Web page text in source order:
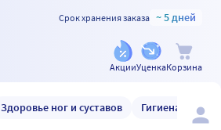
Срок хранения заказа ~ 5 дней
АкцииУценкаКорзина
Здоровье ног и суставов Гигиена и уход